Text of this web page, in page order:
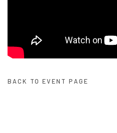
BACK TO EVENT PAGE